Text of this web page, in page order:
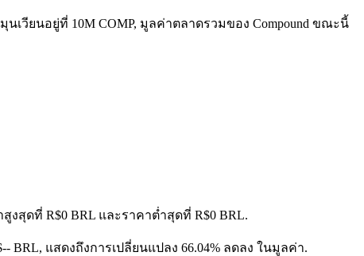
เวียนอยู่ที่ 10M COMP, มูลค่าตลาดรวมของ Compound ขณะนี้
งสุดที่ R$0 BRL และราคาต่ำสุดที่ R$0 BRL.
BRL, แสดงถึงการเปลี่ยนแปลง 66.04% ลดลง ในมูลค่า.